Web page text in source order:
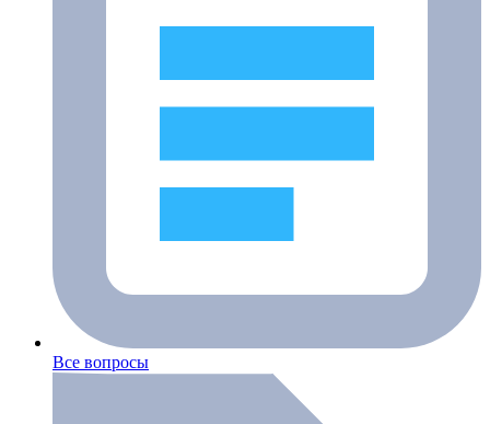
Все вопросы